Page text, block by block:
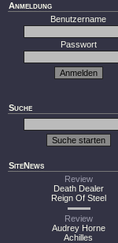
Anmeldung
Benutzername
Passwort
Suche
SiteNews
Review
Death Dealer
Reign Of Steel
Review
Audrey Horne
Achilles